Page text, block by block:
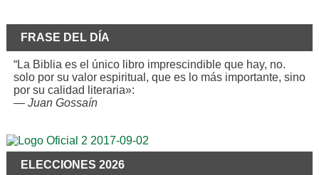
FRASE DEL DÍA
“La Biblia es el único libro imprescindible que hay, no.
solo por su valor espiritual, que es lo más importante, sino
por su calidad literaria»:
— Juan Gossaín
ELECCIONES 2026